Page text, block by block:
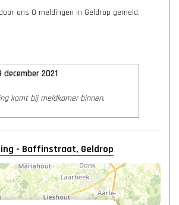
ons 0 meldingen in Geldrop gemeld.
december 2021
komt bij meldkamer binnen.
- Baffinstraat, Geldrop